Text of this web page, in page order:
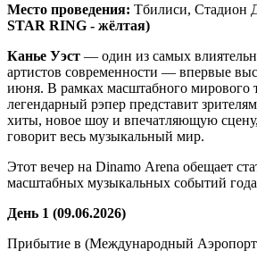
Место проведения: Тбилиси, Стадион
STAR RING - жёлтая)
Канье Уэст — один из самых
артистов современности — впервые
июня. В рамках масштабного мирового
легендарный рэпер представит
хиты, новое шоу и впечатляющую
говорит весь музыкальный мир.
Этот вечер на Dinamo Arena обещает
масштабных музыкальных событий
День 1 (09.06.2026)
Прибытие в (Международный